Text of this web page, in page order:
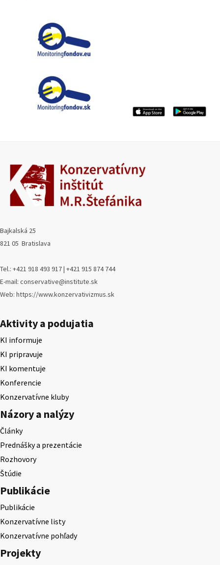
Bajkalská 25
821 05 Bratislava
Tel.: +421 918 493 917 | +421 915 874 744
E-mail: conservative@institute.sk
Web: https://www.konzervativizmus.sk
Aktivity a podujatia
KI informuje
KI pripravuje
KI komentuje
Konferencie
Konzervatívne kluby
Názory a nalýzy
Články
Prednášky a prezentácie
Rozhovory
Štúdie
Publikácie
Publikácie
Konzervatívne listy
Konzervatívne pohľady
Projekty